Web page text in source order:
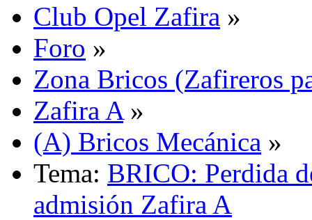
Club Opel Zafira »
Foro »
Zona Bricos (Zafireros
Zafira A»
(A) Bricos Mecánica »
Tema: BRICO: Perdida
admisión Zafira A